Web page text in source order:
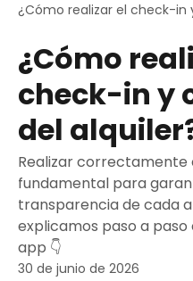
¿Cómo realizar el check-
¿Cómo
check-in y
del
Realizar
fundamental para
transparencia de cada
explicamos paso a
app 👇
30 de junio de 2026